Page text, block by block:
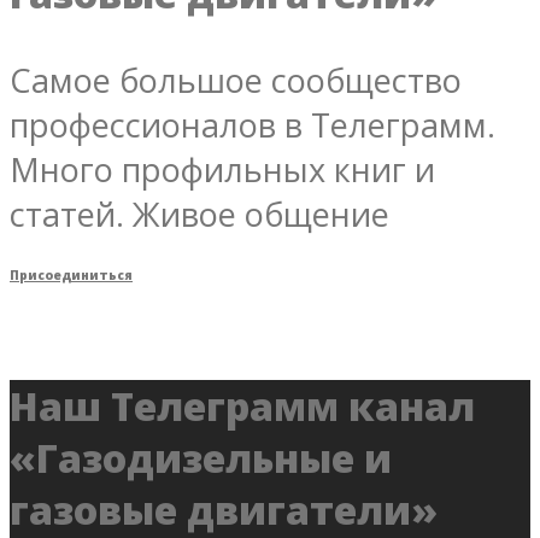
Самое большое сообщество
профессионалов в Телеграмм.
Много профильных книг и
статей. Живое общение
Присоединиться
Наш Телеграмм канал
«Газодизельные и
газовые двигатели»